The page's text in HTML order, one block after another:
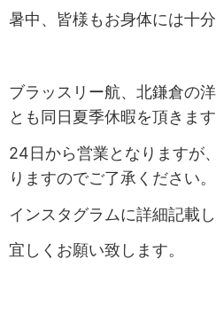
暑中、皆様もお身体には十
ブラッスリー航、北鎌倉の
とも同日夏季休暇を頂きます
24日から営業となりますが
りますのでご了承ください。
インスタグラムに詳細記載し
宜しくお願い致します。